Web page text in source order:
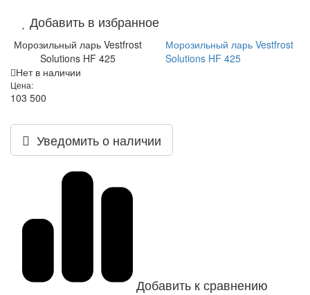
Добавить в избранное
Морозильный ларь Vestfrost
Solutions HF 425
Морозильный ларь Vestfrost
Solutions HF 425
Нет в наличии
Цена:
103 500
Уведомить о наличии
Добавить к сравнению